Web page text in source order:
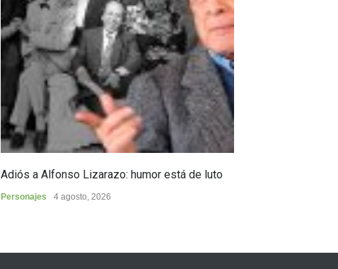
Adiós a Alfonso Lizarazo: humor está de luto
Personajes 4 agosto, 2026